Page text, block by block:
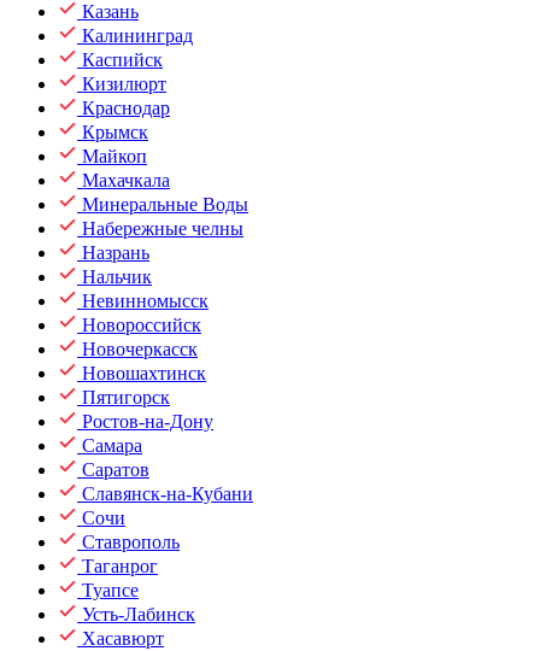
Казань
Калининград
Каспийск
Кизилюрт
Краснодар
Крымск
Майкоп
Махачкала
Минеральные Воды
Набережные челны
Назрань
Нальчик
Невинномысск
Новороссийск
Новочеркасск
Новошахтинск
Пятигорск
Ростов-на-Дону
Самара
Саратов
Славянск-на-Кубани
Сочи
Ставрополь
Таганрог
Туапсе
Усть-Лабинск
Хасавюрт